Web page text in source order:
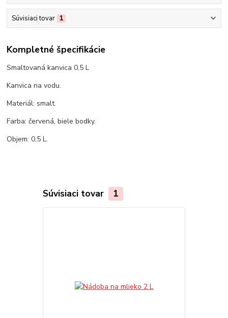
Súvisiaci tovar 1
Kompletné špecifikácie
Smaltovaná kanvica 0,5 L
Kanvica na vodu.
Materiál: smalt.
Farba: červená, biele bodky.
Objem: 0,5 L.
Súvisiaci tovar 1